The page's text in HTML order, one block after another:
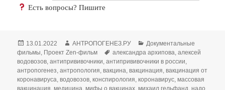
Есть вопросы? Пишите
Опубликовано
13.01.2022 Автор
АНТРОПОГЕНЕЗ.РУ Рубрики
Документальные
фильмы, Проект Zen-фильм Метки
александра архипова,алексей
водовозов,антипрививочники,антипрививочники в россии,
антропогенез,антропология,вакцина,вакцинация,вакцинация от
коронавируса,водовозов,конспирология,коронавирус,массовая